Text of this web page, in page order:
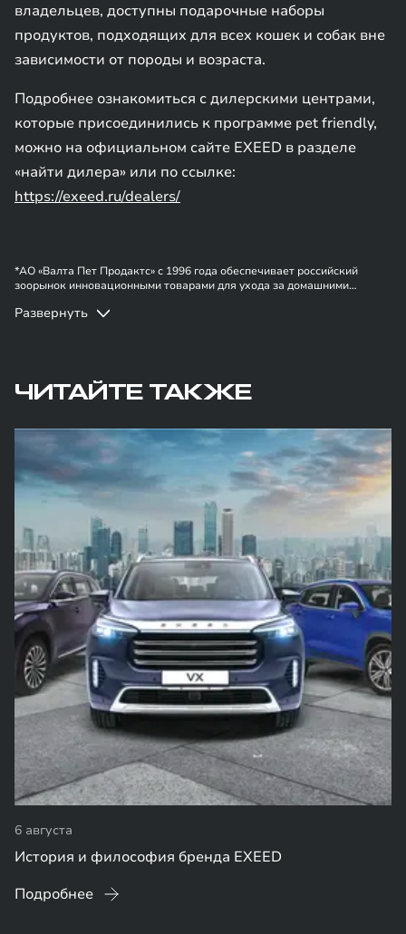
владельцев, доступны подарочные наборы
продуктов, подходящих для всех кошек и собак вне
зависимости от породы и возраста.
Подробнее ознакомиться с дилерскими центрами,
которые присоединились к программе pet friendly,
можно на официальном сайте EXEED в разделе
«найти дилера» или по ссылке:
https://exeed.ru/dealers/
*АО «Валта Пет Продактс» с 1996 года обеспечивает российский
зоорынок инновационными товарами для ухода за домашними
логистические и образовательные продукты, которые открывают
Развернуть
ЧИТАЙТЕ ТАКЖЕ
6 августа
История и философия бренда EXEED
Подробнее